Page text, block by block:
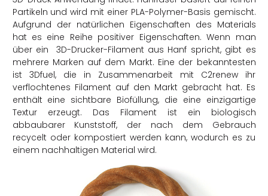
Partikeln und wird mit einer PLA-Polymer-Basis gemischt.
Aufgrund der natürlichen Eigenschaften des Materials
hat es eine Reihe positiver Eigenschaften. Wenn man
über ein 3D-Drucker-Filament aus Hanf spricht, gibt es
mehrere Marken auf dem Markt. Eine der bekanntesten
ist 3Dfuel, die in Zusammenarbeit mit C2renew ihr
verflochtenes Filament auf den Markt gebracht hat. Es
enthält eine sichtbare Biofüllung, die eine einzigartige
Textur erzeugt. Das Filament ist ein biologisch
abbaubarer Kunststoff, der nach dem Gebrauch
recycelt oder kompostiert werden kann, wodurch es zu
einem nachhaltigen Material wird.